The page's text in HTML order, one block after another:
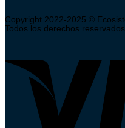
Copyright 2022-2025 ©
Todos los derechos reservados